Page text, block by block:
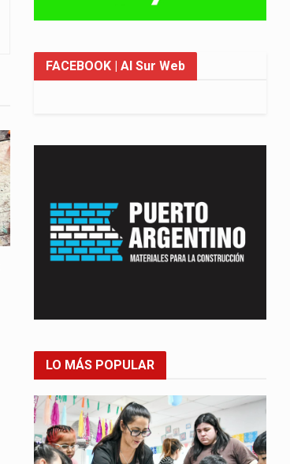
FACEBOOK | Al Sur Web
LO MÁS POPULAR